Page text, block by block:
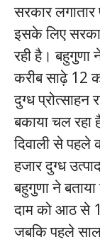
सरकार
इसके लिए
रही है। बहुगुणा
करीब साढ़े 12
दुग्ध
बकाया चल रहा
दिवाली से पहले
हजार दुग्ध
बहुगुणा ने
दाम को आठ से
जबकि पहले